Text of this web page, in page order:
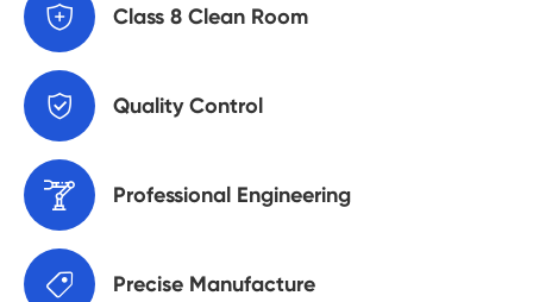
 Class 8 Clean Room
 Quality Control
 Professional Engineering
 Precise Manufacture